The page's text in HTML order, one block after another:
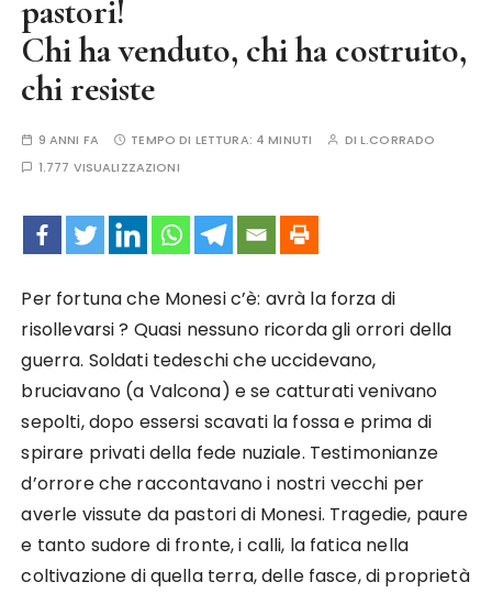
pastori!
Chi ha venduto, chi ha costruito,
chi resiste
9 ANNI FA TEMPO DI LETTURA: 4 MINUTI DI L.CORRADO
1.777 VISUALIZZAZIONI
Per fortuna che Monesi c’è: avrà la forza di
risollevarsi ? Quasi nessuno ricorda gli orrori della
guerra. Soldati tedeschi che uccidevano,
bruciavano (a Valcona) e se catturati venivano
sepolti, dopo essersi scavati la fossa e prima di
spirare privati della fede nuziale. Testimonianze
d’orrore che raccontavano i nostri vecchi per
averle vissute da pastori di Monesi. Tragedie, paure
e tanto sudore di fronte, i calli, la fatica nella
coltivazione di quella terra, delle fasce, di proprietà